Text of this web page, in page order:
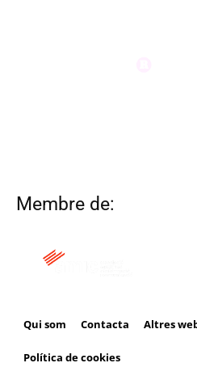
Membre de:
Qui som Contacta Altres
Política de cookies